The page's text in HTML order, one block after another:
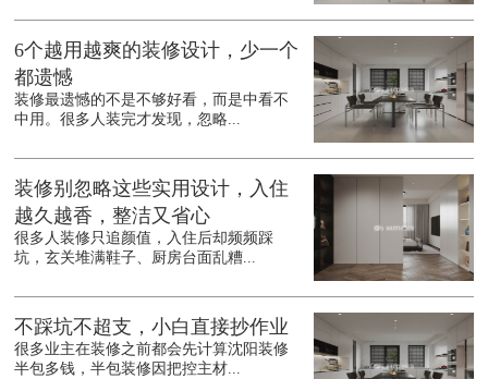
6个越用越爽的装修设计，少一个
都遗憾
装修最遗憾的不是不够好看，而是中看不
中用。很多人装完才发现，忽略...
装修别忽略这些实用设计，入住
越久越香，整洁又省心
很多人装修只追颜值，入住后却频频踩
坑，玄关堆满鞋子、厨房台面乱糟...
不踩坑不超支，小白直接抄作业
很多业主在装修之前都会先计算沈阳装修
半包多钱，半包装修因把控主材...